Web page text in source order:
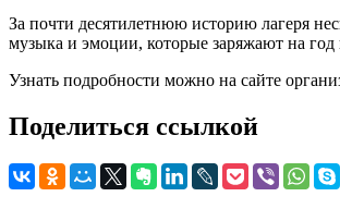
За почти десятилетнюю историю лагеря
музыка и эмоции, которые заряжают на год
Узнать подробности можно на сайте
Поделиться ссылкой